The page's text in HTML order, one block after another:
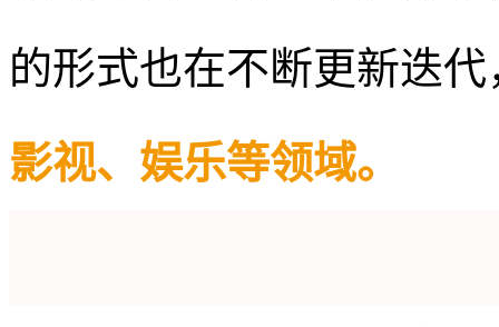
的形式也在不断更新迭代
影视、娱乐等领域。